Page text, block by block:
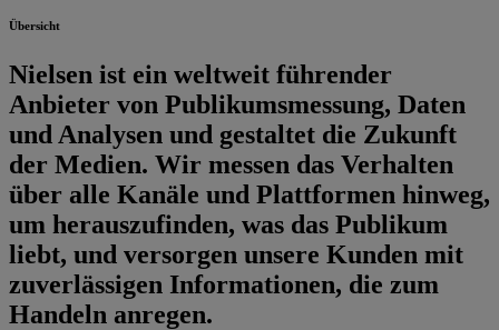
Übersicht
Nielsen ist ein weltweit führender
Anbieter von Publikumsmessung, Daten
und Analysen und gestaltet die Zukunft
der Medien. Wir messen das Verhalten
über alle Kanäle und Plattformen hinweg,
um herauszufinden, was das Publikum
liebt, und versorgen unsere Kunden mit
zuverlässigen Informationen, die zum
Handeln anregen.